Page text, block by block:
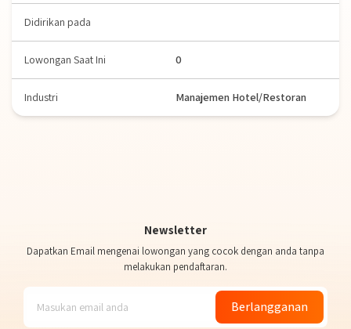
Didirikan pada
Lowongan Saat Ini 0
Industri Manajemen Hotel/Restoran
Newsletter
Dapatkan Email mengenai lowongan yang cocok dengan anda tanpa
melakukan pendaftaran.
Berlangganan